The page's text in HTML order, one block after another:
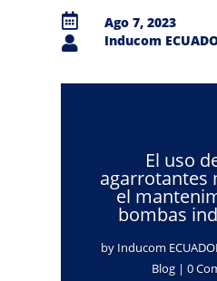
 Ago 7, 2023
 Inducom
El uso
agarrotantes
el
bombas
by Inducom
Blog| 0